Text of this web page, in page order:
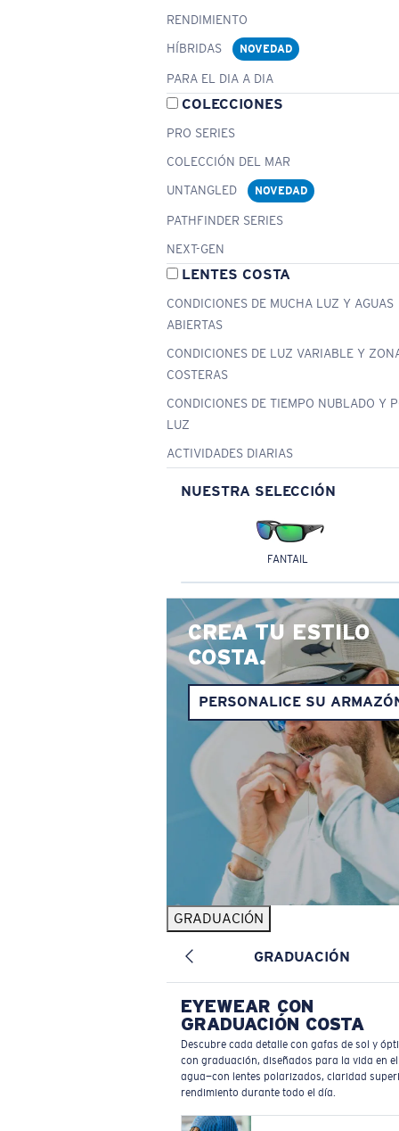
RENDIMIENTO
HÍBRIDAS
NOVEDAD
PARA EL DIA A DIA
COLECCIONES
PRO SERIES
COLECCIÓN DEL MAR
UNTANGLED
NOVEDAD
PATHFINDER SERIES
NEXT-GEN
LENTES COSTA
CONDICIONES DE MUCHA LUZ Y AGUAS
ABIERTAS
CONDICIONES DE LUZ VARIABLE Y
COSTERAS
CONDICIONES DE TIEMPO NUBLADO Y
LUZ
ACTIVIDADES DIARIAS
NUESTRA SELECCIÓN
FANTAIL
CREA TU ESTILO
COSTA.
PERSONALICE SU
GRADUACIÓN
GRADUACIÓN
EYEWEAR CON
GRADUACIÓN COSTA
Descubre cada detalle con gafas de sol y
con graduación, diseñados para la vida en el
agua—con lentes polarizados, claridad
rendimiento durante todo el día.